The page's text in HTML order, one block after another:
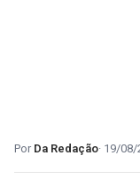
Da Redação 19/08/